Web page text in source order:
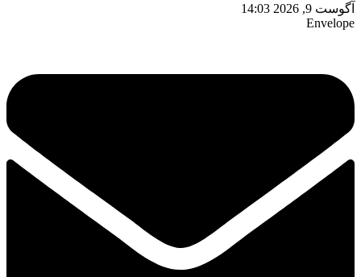
آگوست 9, 2026 14:03
Envelope